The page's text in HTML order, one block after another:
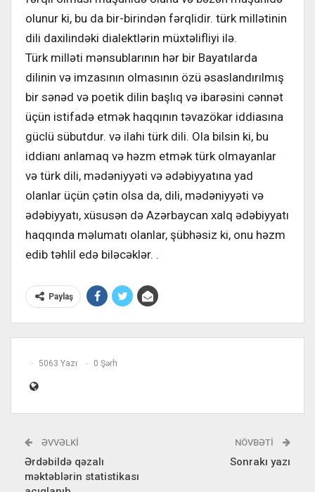
olunur ki, bu da bir-birindən fərqlidir. türk millətinin
dili daxilindəki dialektlərin müxtəlifliyi ilə.
Türk milləti mənsublarının hər bir Bayatılarda
dilinin və imzasının olmasının özü əsaslandırılmış
bir sənəd və poetik dilin başlıq və ibarəsini cənnət
üçün istifadə etmək haqqının təvazökar iddiasına
güclü sübutdur. və ilahi türk dili. Ola bilsin ki, bu
iddianı anlamaq və həzm etmək türk olmayanlar
və türk dili, mədəniyyəti və ədəbiyyatına yad
olanlar üçün çətin olsa da, dili, mədəniyyəti və
ədəbiyyatı, xüsusən də Azərbaycan xalq ədəbiyyatı
haqqında məlumatı olanlar, şübhəsiz ki, onu həzm
edib təhlil edə biləcəklər. .
Paylaş
5063 Yazı 0 Şərh
ƏVVƏLKI
Ərdəbildə qəzalı
məktəblərin statistikası
NÖVBƏTI
Sonrakı yazı